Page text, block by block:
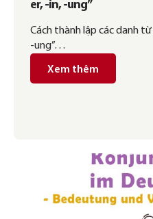
er, -in, -ung”
Cách thành lập các danh
-ung”…
Xem thêm